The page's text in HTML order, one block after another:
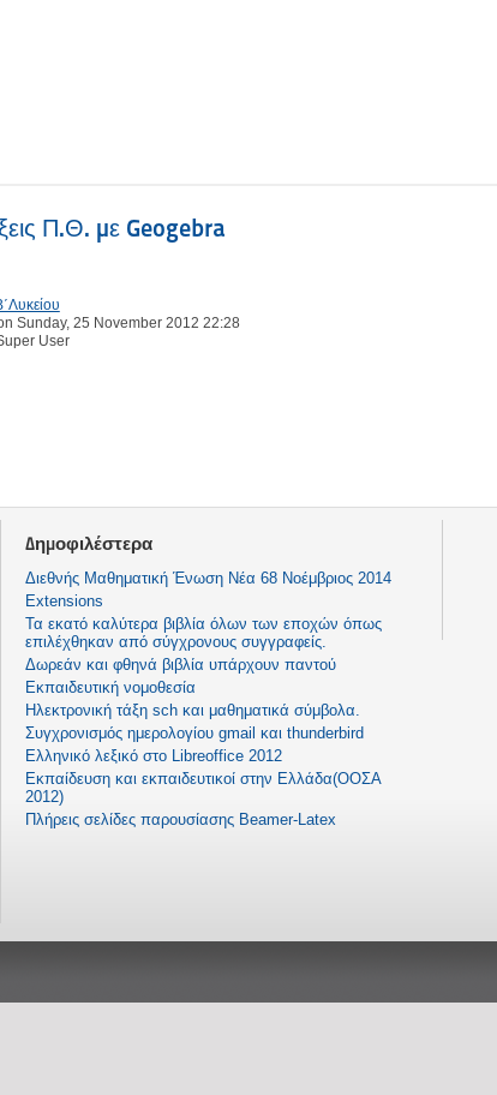
Π.Θ. με Geogebra
Sunday, 25 November 2012 22:28
User
Δημοφιλέστερα
Διεθνής Μαθηματική Ένωση Νέα 68 Νοέμβριος 2014
Extensions
Τα εκατό καλύτερα βιβλία όλων των εποχών όπως
επιλέχθηκαν από σύγχρονους συγγραφείς.
Δωρεάν και φθηνά βιβλία υπάρχουν παντού
Εκπαιδευτική νομοθεσία
Ηλεκτρονική τάξη sch και μαθηματικά σύμβολα.
Συγχρονισμός ημερολογίου gmail και thunderbird
Ελληνικό λεξικό στο Libreoffice 2012
Εκπαίδευση και εκπαιδευτικοί στην Ελλάδα(ΟΟΣΑ
2012)
Πλήρεις σελίδες παρουσίασης Beamer-Latex